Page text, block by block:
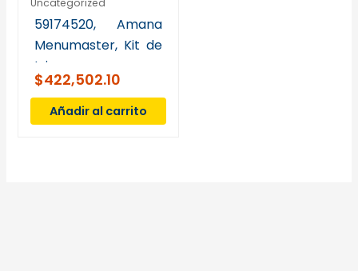
59174520, Amana
Menumaster, Kit de
triac y
amortiguador, 40 A
$422,502.10
Añadir al carrito